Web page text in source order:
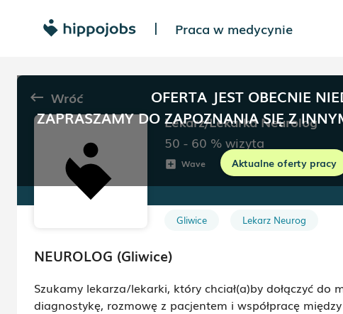
| Praca w medycynie
OFERTA JEST OBECNIE
ZAPRASZAMY DO ZAPOZNANIA SIĘ Z
Aktualne oferty pracy
keyboard_backspace Wróć
Lekarz/Lekarka Neurolog
50 - 60 %wizyta
add_box Wave room Gliwice schedule Do
Gliwice Lekarz Neurog
NEUROLOG (Gliwice)
Szukamy lekarza/lekarki, który chciał(a)by dołączyć do
diagnostykę, rozmowę z pacjentem i współpracę